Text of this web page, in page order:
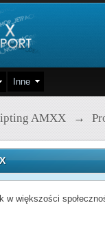
Inne
AMXX →
w większości